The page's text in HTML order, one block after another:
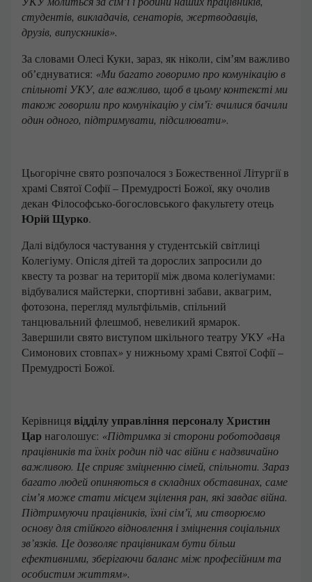
студентів, викладачів, сенаторів, жертводавців,
друзів, випускників».
За словами Олесі Куки, зараз, як ніколи, сімʼям важливо
обʼєднуватися: «Ми багато говоримо про комунікацію в
спільноті УКУ, але важливо, щоб в цьому контексті ми
також говорили про комунікацію у сімʼї: вчилися бачили
один одного, підтримувати, підсилювати».
Цьогорічне свято розпочалося з Божественної Літургії в
храмі Святої Софії – Премудрості Божої, яку очолив
декан Філософсько-богословського факультету отець
Юрій Щурко.
Далі відбулося частування у студентській світлиці
Колегіуму. Опісля дітей та дорослих запросили до
квесту та розваг на території між двома колегіумами:
відбувалися майстерки, спортивні забави, аквагрим,
фотозона, перегляд мультфільмів, спільний
танцювальний флешмоб, невеликий ярмарок.
Завершили свято виступом шкільного театру УКУ «На
Симонових стовпах» у нижньому храмі Святої Софії –
Премудрості Божої.
Керівницявідділу управління персоналу Христин
Цар наголошує: «Підтримка зі сторони роботодавця
працівників та їхніх родин під час війни є надзвичайно
важливою. Це сприяє зміцненню сімей, спільноти. Зараз
багато людей опиняються в складних обставинах, саме
сімʼя може стати місцем зцілення ран, які завдає війна.
Підтримуючи працівників, їхні сімʼї, ми створюємо
основу для стійкого відновлення і зміцнення соціальних
зв’язків. Це дозволяє працівникам бути більш
ефективними, зберігаючи баланс між професійним та
особистим життям».